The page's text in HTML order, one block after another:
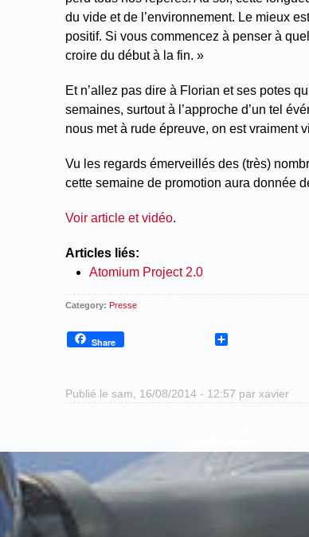
du vide et de l’environnement. Le mieux
positif. Si vous commencez à penser à
croire du début à la fin. »
Et n’allez pas dire à Florian et ses potes
semaines, surtout à l’approche d’un tel
nous met à rude épreuve, on est vraiment
Vu les regards émerveillés des (très)
cette semaine de promotion aura donnée
Voir article et vidéo.
Articles liés:
Atomium Project 2.0
Category: Presse
Share
Publié le sam, 16/08/2014 - 12:57 par xavier
Formulaire de recherche